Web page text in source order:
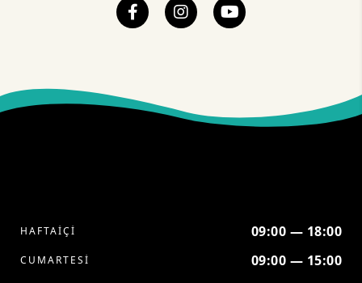
HAFTAİÇİ 09:00 — 18:00
CUMARTESİ 09:00 — 15:00